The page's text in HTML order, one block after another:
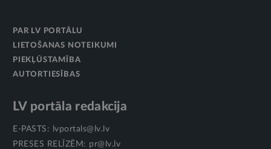
PAR LV PORTĀLU
LIETOŠANAS NOTEIKUMI
PIEKĻŪSTAMĪBA
AUTORTIESĪBAS
LV portāla redakcija
E-PASTS:
lvportals@lv.lv
PRESES RELĪZĒM: pr@lv.lv